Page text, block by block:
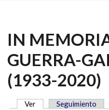
IN
GUERRA-
(1933-2020)
Ver (solapa activa)
Seguimiento